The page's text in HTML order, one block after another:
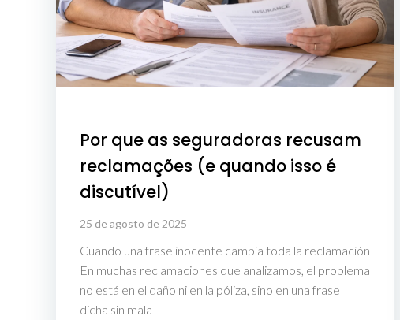
Por que as seguradoras recusam
reclamações (e quando isso é
discutível)
25 de agosto de 2025
Cuando una frase inocente cambia toda la reclamación
En muchas reclamaciones que analizamos, el problema
no está en el daño ni en la póliza, sino en una frase
dicha sin mala